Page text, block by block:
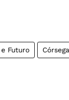
Futuro Córsega